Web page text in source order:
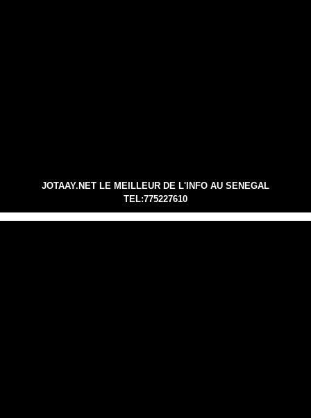
JOTAAY.NET LE MEILLEUR DE L'INFO AU SENEGAL
TEL:775227610